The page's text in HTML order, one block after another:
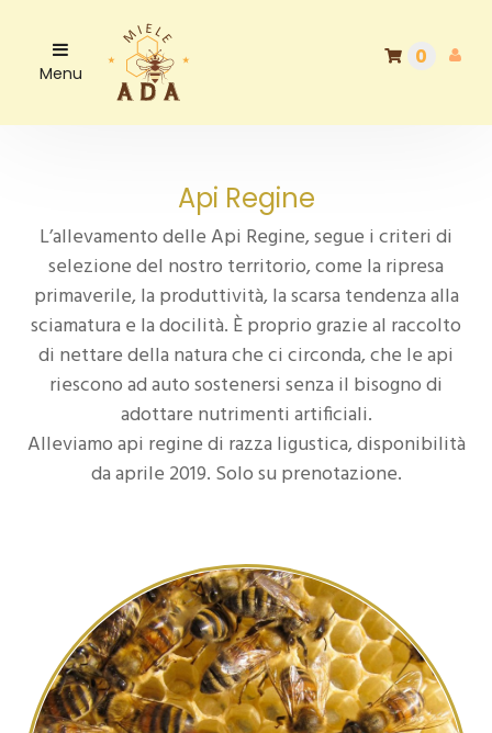
Menu
0
Api Regine
L’allevamento delle Api Regine, segue i criteri di
selezione del nostro territorio, come la ripresa
primaverile, la produttività, la scarsa tendenza alla
sciamatura e la docilità. È proprio grazie al raccolto
di nettare della natura che ci circonda, che le api
riescono ad auto sostenersi senza il bisogno di
adottare nutrimenti artificiali.
Alleviamo api regine di razza ligustica, disponibilità
da aprile 2019. Solo su prenotazione.